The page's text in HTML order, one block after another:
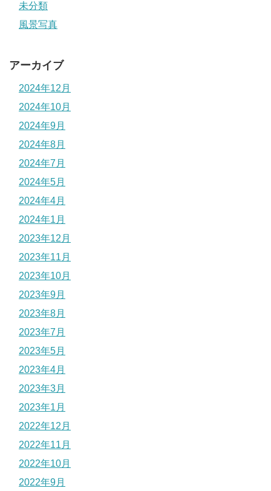
未分類
風景写真
アーカイブ
2024年12月
2024年10月
2024年9月
2024年8月
2024年7月
2024年5月
2024年4月
2024年1月
2023年12月
2023年11月
2023年10月
2023年9月
2023年8月
2023年7月
2023年5月
2023年4月
2023年3月
2023年1月
2022年12月
2022年11月
2022年10月
2022年9月